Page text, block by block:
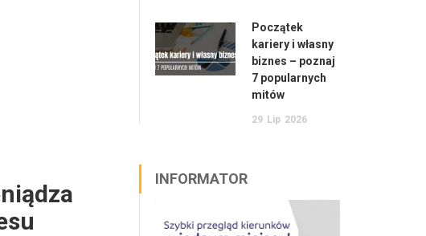
Początek
kariery i własny
biznes – poznaj
7 popularnych
mitów
29 Lip 2026
INFORMATOR